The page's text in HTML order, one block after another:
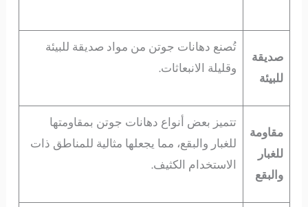
صديقة
للبيئة
تُصنع دهانات جوتن من مواد صديقة للبيئة
وقليلة الانبعاثات.
مقاومة
للغبار
والبقع
تتميز بعض أنواع دهانات جوتن بمقاومتها
للغبار والبقع، مما يجعلها مثالية للمناطق ذات
الاستخدام الكثيف.